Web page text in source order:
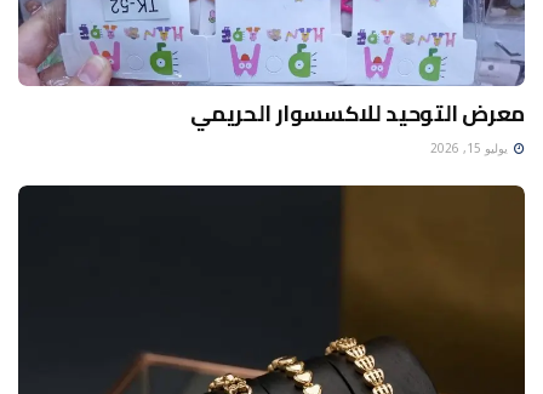
معرض التوحيد للاكسسوار الحريمي
يوليو 15, 2026